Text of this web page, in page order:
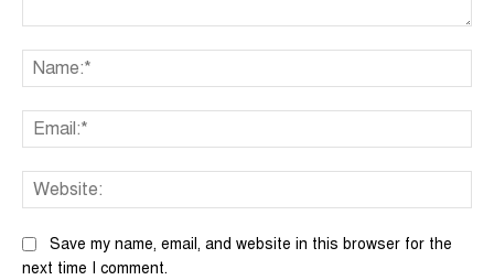
Save my name, email, and website in this browser for the
next time I comment.